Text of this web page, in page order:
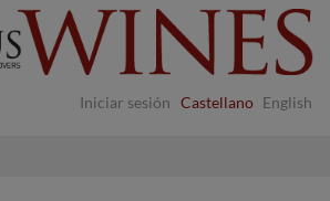
Iniciar sesión Castellano English